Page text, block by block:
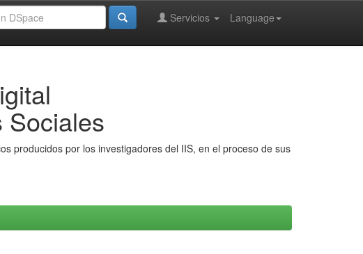
Language
Servicios
Sociales
producidos por los investigadores del IIS, en el proceso de sus